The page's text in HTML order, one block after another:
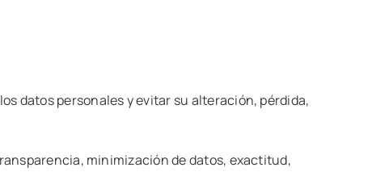
datos personales y evitar su alteración, pérdida,
minimización de datos, exactitud,